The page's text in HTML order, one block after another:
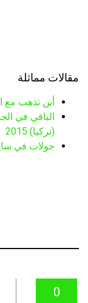
مقالات مماثلة
أين تذهب مع
الباقي في
(تركيا) 2015
جولات في
0